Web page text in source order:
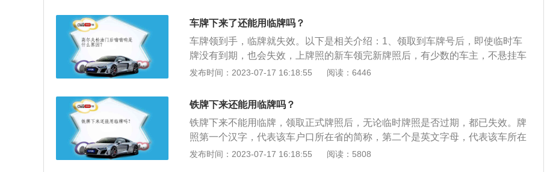
牌的有效期一般不会超过三十天。临时车牌有4种，分别是行政辖区内临时号
车牌下来了还能用临牌吗？
车牌领到手，临牌就失效。以下是相关介绍：1、领取到车牌号后，即使临时车
牌没有到期，也会失效，上牌照的新车领完新牌照后，有少数的车主，不悬挂车
牌。2、领完新牌照后，就必须要在车管所安装好，才能上路。有牌不挂上路，
动车临时上道路行驶的纸质机动车号牌，也称临时行驶车号牌。是指新购车辆在
不会超过三十天。
发布时间：2023-07-17 16:18:55 阅读：6446
铁牌下来还能用临牌吗？
铁牌下来不能用临牌，领取正式牌照后，无论临时牌照是否过期，都已失效。牌
照第一个汉字，代表该车户口所在省的简称，第二个是英文字母，代表该车所在
地的地市一级代码，后面由五位序号码组成。车牌照的作用是：1、对各车辆进
发布时间：2023-07-17 16:18:55 阅读：5808